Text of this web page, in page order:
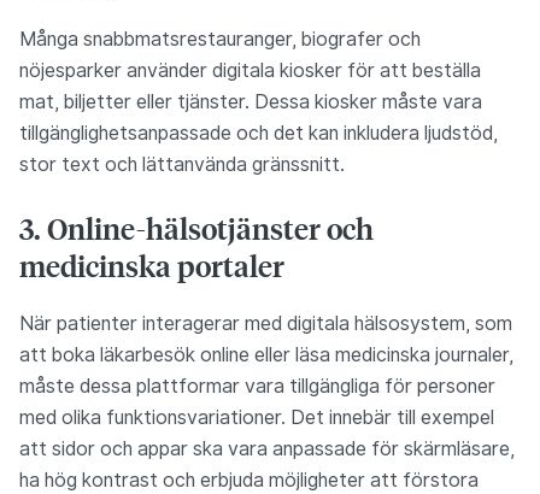
Många snabbmatsrestauranger, biografer och
nöjesparker använder digitala kiosker för att beställa
mat, biljetter eller tjänster. Dessa kiosker måste vara
tillgänglighetsanpassade och det kan inkludera ljudstöd,
stor text och lättanvända gränssnitt.
3. Online-hälsotjänster och
medicinska portaler
När patienter interagerar med digitala hälsosystem, som
att boka läkarbesök online eller läsa medicinska journaler,
måste dessa plattformar vara tillgängliga för personer
med olika funktionsvariationer. Det innebär till exempel
att sidor och appar ska vara anpassade för skärmläsare,
ha hög kontrast och erbjuda möjligheter att förstora